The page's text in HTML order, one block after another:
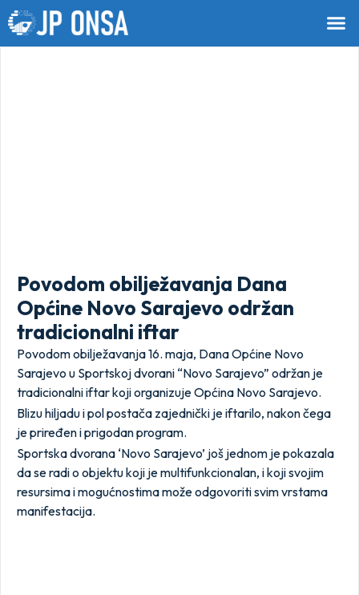
Povodom obilježavanja Dana
Općine Novo Sarajevo održan
tradicionalni iftar
Povodom obilježavanja 16. maja, Dana Općine Novo
Sarajevo u Sportskoj dvorani “Novo Sarajevo” održan je
tradicionalni iftar koji organizuje Općina Novo Sarajevo.
Blizu hiljadu i pol postača zajednički je iftarilo, nakon čega
je priređen i prigodan program.
Sportska dvorana ‘Novo Sarajevo’ još jednom je pokazala
da se radi o objektu koji je multifunkcionalan, i koji svojim
resursima i mogućnostima može odgovoriti svim vrstama
manifestacija.